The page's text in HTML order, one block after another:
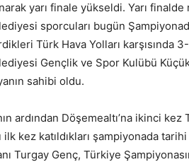
yarı finale yükseldi. Yarı
sporcuları bugün
Türk Hava Yolları karşısında
Gençlik ve Spor Kulübü
sahibi oldu.
ardından Döşemealtı’na ikinci
ilk kez katıldıkları şampiyonada
Turgay Genç, Türkiye